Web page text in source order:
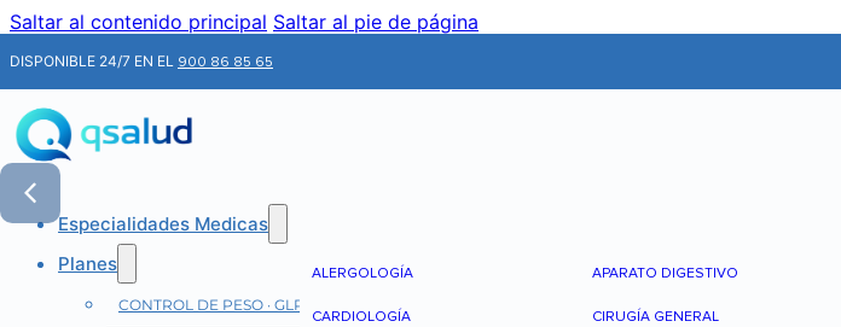
Saltar al contenido principal Saltar al pie de página
DISPONIBLE 24/7 EN EL 900 86 85 65
Especialidades Medicas
ALERGOLOGÍA APARATO DIGESTIVO
CARDIOLOGÍA CIRUGÍA GENERAL
Planes
CONTROL DE PESO · GLP-1